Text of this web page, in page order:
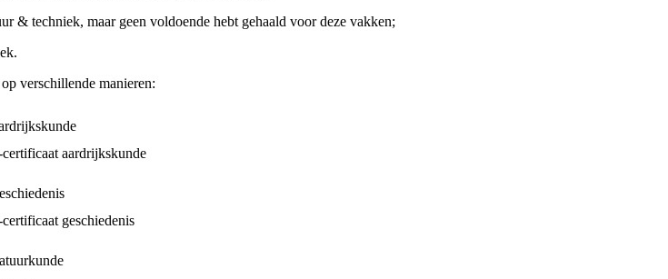
& techniek, maar geen voldoende hebt gehaald voor deze vakken;
verschillende manieren:
aardrijkskunde
geschiedenis